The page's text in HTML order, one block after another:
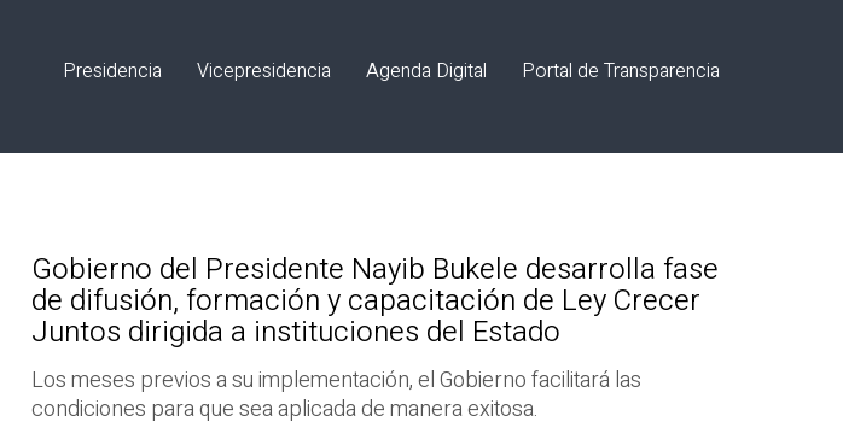
Presidencia Vicepresidencia Agenda Digital Portal de Transparencia
Gobierno del Presidente Nayib Bukele desarrolla fase
de difusión, formación y capacitación de Ley Crecer
Juntos dirigida a instituciones del Estado
Los meses previos a su implementación, el Gobierno facilitará las
condiciones para que sea aplicada de manera exitosa.